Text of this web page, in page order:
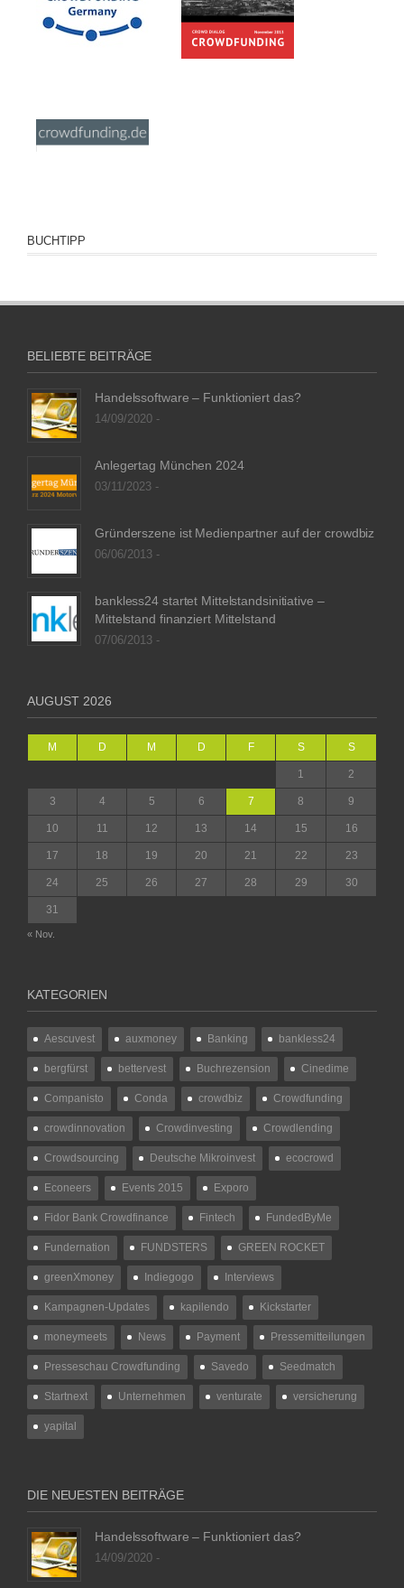
BUCHTIPP
BELIEBTE BEITRÄGE
Handelssoftware – Funktioniert das?
14/09/2020 -
Anlegertag München 2024
03/11/2023 -
Gründerszene ist Medienpartner auf der crowdbiz
06/06/2013 -
bankless24 startet Mittelstandsinitiative –
Mittelstand finanziert Mittelstand
07/06/2013 -
AUGUST 2026
M D M D F S S
1 2
3 4 5 6 7 8 9
10 11 12 13 14 15 16
17 18 19 20 21 22 23
24 25 26 27 28 29 30
31
« Nov.
KATEGORIEN
Aescuvest auxmoney Banking bankless24
bergfürst bettervest Buchrezension Cinedime
Companisto Conda crowdbiz Crowdfunding
crowdinnovation Crowdinvesting Crowdlending
Crowdsourcing Deutsche Mikroinvest ecocrowd
Econeers Events 2015 Exporo
Fidor Bank Crowdfinance Fintech FundedByMe
Fundernation FUNDSTERS GREEN ROCKET
greenXmoney Indiegogo Interviews
Kampagnen-Updates kapilendo Kickstarter
moneymeets News Payment Pressemitteilungen
Presseschau Crowdfunding Savedo Seedmatch
Startnext Unternehmen venturate versicherung
yapital
DIE NEUESTEN BEITRÄGE
Handelssoftware – Funktioniert das?
14/09/2020 -